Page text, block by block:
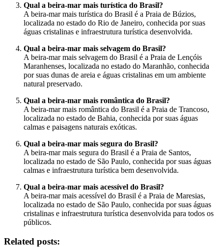
Qual a beira-mar mais turística do Brasil?
A beira-mar mais turística do Brasil é a Praia de Búzios,
localizada no estado do Rio de Janeiro, conhecida por suas
águas cristalinas e infraestrutura turística desenvolvida.
Qual a beira-mar mais selvagem do Brasil?
A beira-mar mais selvagem do Brasil é a Praia de Lençóis
Maranhenses, localizada no estado do Maranhão, conhecida
por suas dunas de areia e águas cristalinas em um ambiente
natural preservado.
Qual a beira-mar mais romântica do Brasil?
A beira-mar mais romântica do Brasil é a Praia de Trancoso,
localizada no estado de Bahia, conhecida por suas águas
calmas e paisagens naturais exóticas.
Qual a beira-mar mais segura do Brasil?
A beira-mar mais segura do Brasil é a Praia de Santos,
localizada no estado de São Paulo, conhecida por suas águas
calmas e infraestrutura turística bem desenvolvida.
Qual a beira-mar mais acessível do Brasil?
A beira-mar mais acessível do Brasil é a Praia de Maresias,
localizada no estado de São Paulo, conhecida por suas águas
cristalinas e infraestrutura turística desenvolvida para todos os
públicos.
Related posts: